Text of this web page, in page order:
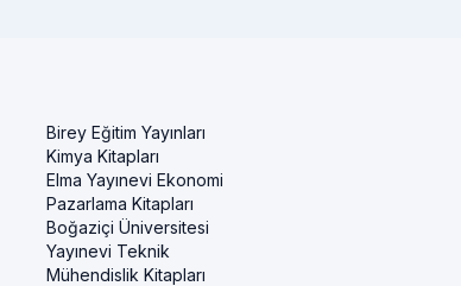
Birey Eğitim Yayınları
Kimya Kitapları
Elma Yayınevi Ekonomi
Pazarlama Kitapları
Boğaziçi Üniversitesi
Yayınevi Teknik
Mühendislik Kitapları